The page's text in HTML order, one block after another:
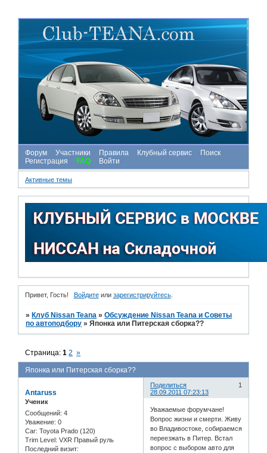
Форум Участники Правила Клубный сервис
Поиск
Регистрация
FAQ Войти
Активные темы
Привет, Гость! Войдитеили зарегистрируйтесь.
» Клуб Nissan Teana »Обсуждение Nissan Teana и Советы
по автоподбору »Японка или Питерская сборка??
Японка или Питерская сборка??
Страница:1 2 »
Поделиться
1
28.09.2011 07:23:13
Antaruss
Ученик
Сообщений: 4
Уважение: 0
Car: Toyota Prado (120)
Trim Level: VXR Правый руль
Последний визит:
Уважаемые форумчане!
Вопрос жизни и смерти. Живу
во Владивостоке, собираемся
переезжать в Питер. Встал
вопрос с выбором авто для